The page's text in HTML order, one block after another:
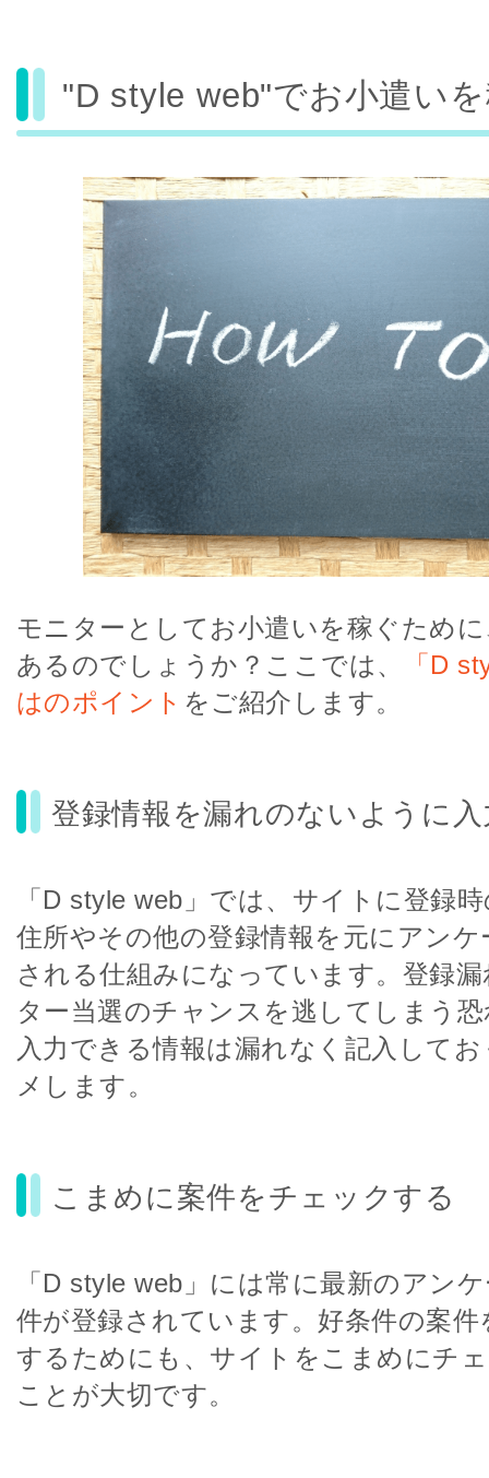
"D style web"でお小遣い
モニターとしてお小遣いを稼ぐため
あるのでしょうか？ここでは、
「D
はのポイント をご紹介します。
登録情報を漏れのないように
「D style web」では、サイトに登録
住所やその他の登録情報を元にアンケ
される仕組みになっています。登録
ター当選のチャンスを逃してしまう
入力できる情報は漏れなく記入して
メします。
こまめに案件をチェックする
「D style web」には常に最新のアン
件が登録されています。好条件の案
するためにも、サイトをこまめにチ
ことが大切です。